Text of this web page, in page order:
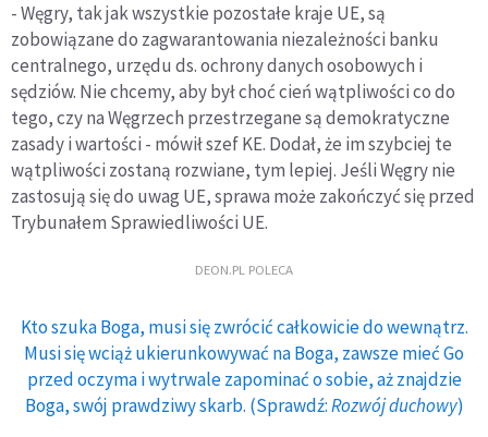
- Węgry, tak jak wszystkie pozostałe kraje UE, są
zobowiązane do zagwarantowania niezależności banku
centralnego, urzędu ds. ochrony danych osobowych i
sędziów. Nie chcemy, aby był choć cień wątpliwości co do
tego, czy na Węgrzech przestrzegane są demokratyczne
zasady i wartości - mówił szef KE. Dodał, że im szybciej te
wątpliwości zostaną rozwiane, tym lepiej. Jeśli Węgry nie
zastosują się do uwag UE, sprawa może zakończyć się przed
Trybunałem Sprawiedliwości UE.
DEON.PL POLECA
Kto szuka Boga, musi się zwrócić całkowicie do wewnątrz.
Musi się wciąż ukierunkowywać na Boga, zawsze mieć Go
przed oczyma i wytrwale zapominać o sobie, aż znajdzie
Boga, swój prawdziwy skarb. (Sprawdź:Rozwój duchowy)